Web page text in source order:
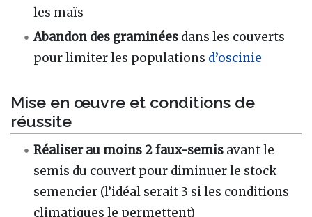
les maïs
Abandon des graminées dans les couverts
pour limiter les populations d’oscinie
Mise en œuvre et conditions de
réussite
Réaliser au moins 2 faux-semis avant le
semis du couvert pour diminuer le stock
semencier (l’idéal serait 3 si les conditions
climatiques le permettent)